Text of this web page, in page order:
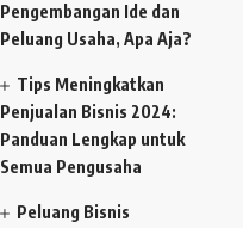
Pengembangan Ide dan
Peluang Usaha, Apa Aja?
Tips Meningkatkan
Penjualan Bisnis 2024:
Panduan Lengkap untuk
Semua Pengusaha
Peluang Bisnis